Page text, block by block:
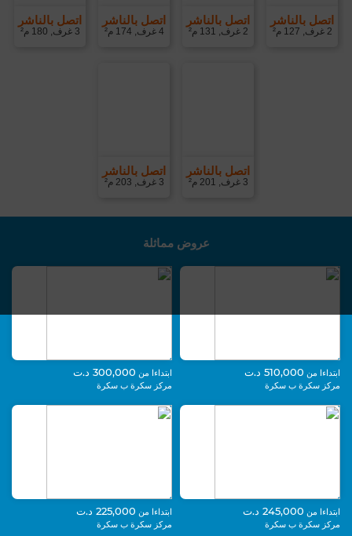
اتصل بالناشر
2 غرف, 127 م²
اتصل بالناشر
2 غرف, 131 م²
اتصل بالناشر
4 غرف, 174 م²
اتصل بالناشر
3 غرف, 180 م²
اتصل بالناشر
3 غرف, 201 م²
اتصل بالناشر
3 غرف, 203 م²
عروض مماثلة
ابتداءا من 510,000 د.ت
مركز سكرة ب سكرة
ابتداءا من 300,000 د.ت
مركز سكرة ب سكرة
ابتداءا من 245,000 د.ت
مركز سكرة ب سكرة
ابتداءا من 225,000 د.ت
مركز سكرة ب سكرة